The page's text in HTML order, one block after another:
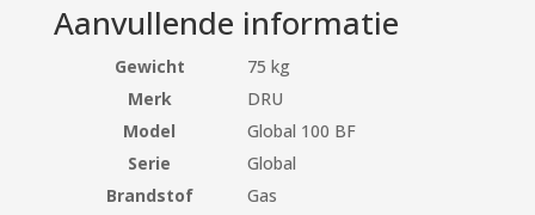
Aanvullende informatie
Gewicht
75 kg
Merk
DRU
Model
Global 100 BF
Serie
Global
Brandstof
Gas